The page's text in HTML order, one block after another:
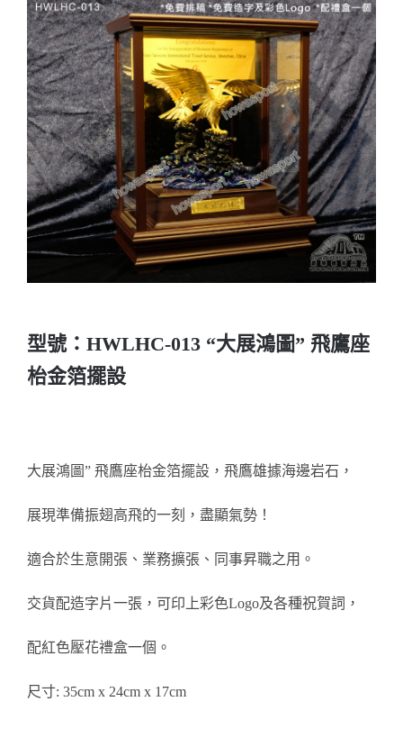
一天快取
實用系列
水晶獎座
金箔畫
意大利獎盃
旗幟
醫務所/ 畢業證書
銀碟
詢價
果：
型號：HWLHC-013 “大展鴻圖” 飛鷹座
枱金箔擺設
大展鴻圖” 飛鷹座枱金箔擺設，飛鷹雄據海邊岩石，
展現準備振翅高飛的一刻，盡顯氣勢！
適合於生意開張、業務擴張、同事昇職之用。
交貨配造字片一張，可印上彩色Logo及各種祝賀詞，
配紅色壓花禮盒一個。
尺寸: 35cm x 24cm x 17cm